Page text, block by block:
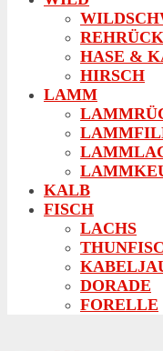
HASE &
HIRSCH
LAMM
KALB
FISCH
LACHS
DORADE
FORELLE